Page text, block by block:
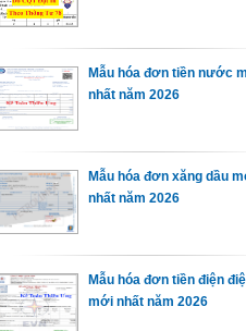
Mẫu hóa đơn tiền nước
nhất năm 2026
Mẫu hóa đơn xăng dầu
nhất năm 2026
Mẫu hóa đơn tiền điện
mới nhất năm 2026